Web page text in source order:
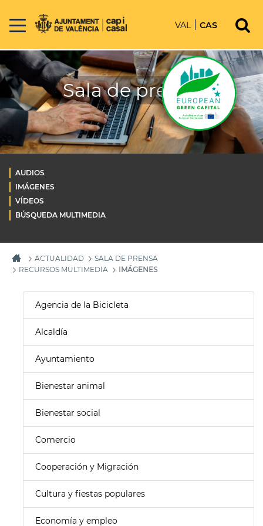
VAL CAS
Sala de prensa
AUDIOS
IMÁGENES
VÍDEOS
BÚSQUEDA MULTIMEDIA
ACTUALIDAD
SALA DE PRENSA
RECURSOS MULTIMEDIA
IMÁGENES
Agencia de la Bicicleta
Alcaldía
Ayuntamiento
Bienestar animal
Bienestar social
Comercio
Cooperación y Migración
Cultura y fiestas populares
Economía y empleo